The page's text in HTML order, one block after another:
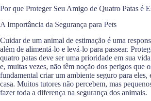
Por que Proteger Seu Amigo de Quatro Patas é
A Importância da Segurança para Pets
Cuidar de um animal de estimação é uma
além de alimentá-lo e levá-lo para passear.
quatro patas deve ser uma prioridade em sua
e, muitas vezes, não têm noção dos perigos que
fundamental criar um ambiente seguro para eles,
casa. Muitos tutores não percebem, mas
fazer toda a diferença na segurança dos animais.